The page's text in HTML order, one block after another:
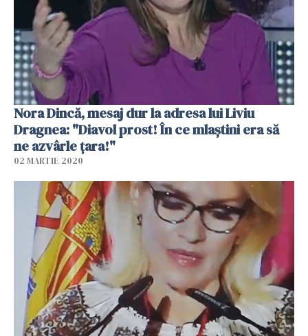
Nora Dincă, mesaj dur la adresa lui Liviu
Dragnea: "Diavol prost! În ce mlaştini era să
ne azvârle ţara!"
02 MARTIE 2020